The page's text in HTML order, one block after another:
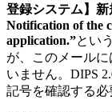
登録システム】
Notification of the
application.”とい
が、このメール
いません。DIPS
記号を確認する必